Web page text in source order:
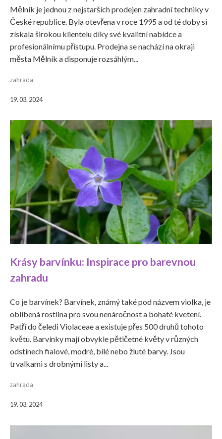
Mělník je jednou z nejstarších prodejen zahradní techniky v
České republice. Byla otevřena v roce 1995 a od té doby si
získala širokou klientelu díky své kvalitní nabídce a
profesionálnímu přístupu. Prodejna se nachází na okraji
města Mělník a disponuje rozsáhlým...
zahrada
19. 03. 2024
Krásy barvínku: Inspirace pro barevnou
zahradu
Co je barvínek? Barvínek, známý také pod názvem violka, je
oblíbená rostlina pro svou nenáročnost a bohaté kvetení.
Patří do čeledi Violaceae a existuje přes 500 druhů tohoto
květu. Barvínky mají obvykle pětičetné květy v různých
odstínech fialové, modré, bílé nebo žluté barvy. Jsou
trvalkami s drobnými listy a...
zahrada
19. 03. 2024